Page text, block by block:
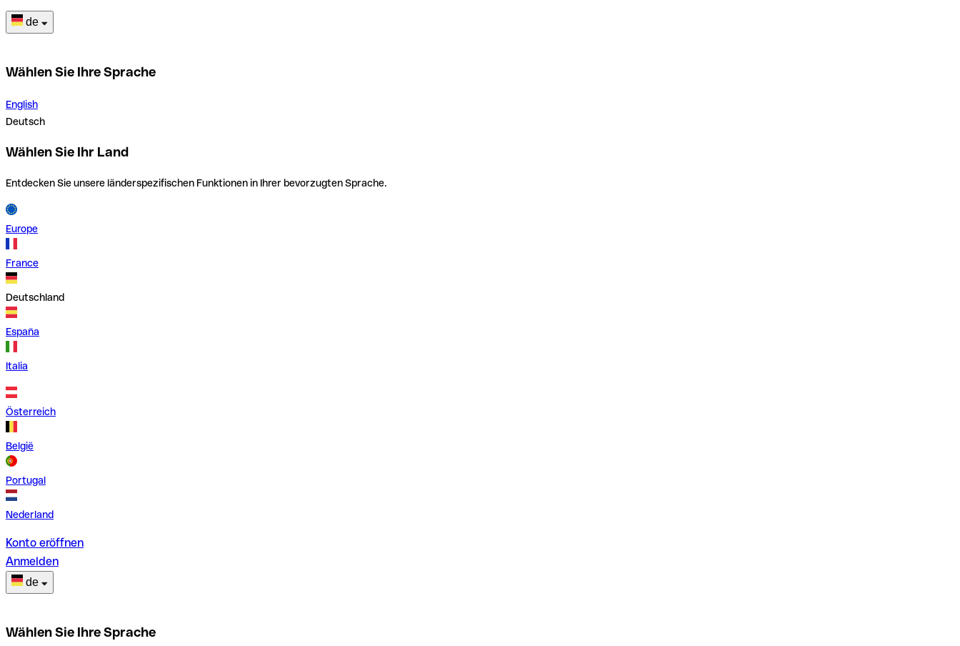
de
Wählen Sie Ihre Sprache
English
Deutsch
Wählen Sie Ihr Land
Entdecken Sie unsere länderspezifischen Funktionen in Ihrer bevorzugten Sprache.
Europe
France
Deutschland
España
Italia
Österreich
België
Portugal
Nederland
Konto eröffnen
Anmelden
de
Wählen Sie Ihre Sprache